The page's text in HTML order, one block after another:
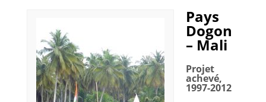
Pays
Dogon
– Mali
Projet
achevé,
1997-2012